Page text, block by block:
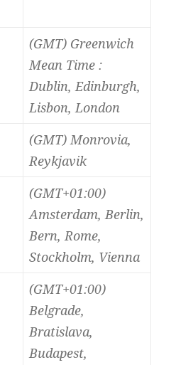
(GMT) Greenwich
Mean Time :
Dublin, Edinburgh,
Lisbon, London
(GMT) Monrovia,
Reykjavik
(GMT+01:00)
Amsterdam, Berlin,
Bern, Rome,
Stockholm, Vienna
(GMT+01:00)
Belgrade,
Bratislava,
Budapest,